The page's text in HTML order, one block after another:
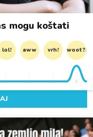
mogu koštati
lol! aww vrh! woot?!